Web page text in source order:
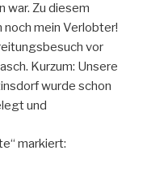
Zu diesem
mein Verlobter!
vor
Kurzum: Unsere
wurde schon
und
markiert: